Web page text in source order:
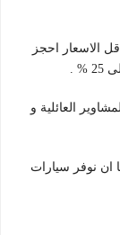
الاسعار احجز
.
و المشاوير العائلية و
ان نوفر سيارات